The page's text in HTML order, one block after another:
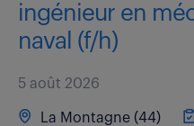
ingénieur en
naval (f/h)
5 août 2026
La Montagne (44)